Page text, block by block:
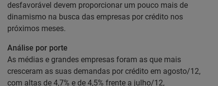
desfavorável devem proporcionar um pouco mais de
dinamismo na busca das empresas por crédito nos
próximos meses.
Análise por porte
As médias e grandes empresas foram as que mais
cresceram as suas demandas por crédito em agosto/12,
com altas de 4,7% e de 4,5% frente a julho/12,